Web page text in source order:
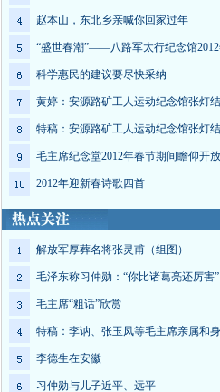
赵本山，东北乡亲喊你回家过年
“盛世春潮”——八路军太行纪念馆
科学惠民的建议要尽快采纳
黄婷：安源路矿工人运动纪念馆张灯
特稿：安源路矿工人运动纪念馆张灯
毛主席纪念堂2012年春节期间瞻仰开
2012年迎新春诗歌四首
解放军厚葬名将张灵甫（组图）
毛泽东称习仲勋：“你比诸葛亮还厉害”
毛主席“粗话”欣赏
特稿：李讷、张玉凤等毛主席亲属和
李德生在安徽
习仲勋与儿子近平、远平